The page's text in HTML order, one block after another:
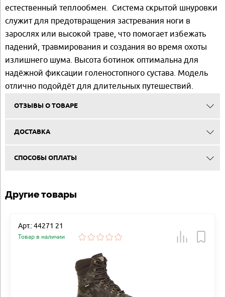
естественный теплообмен. Система скрытой шнуровки
служит для предотвращения застревания ноги в
зарослях или высокой траве, что помогает избежать
падений, травмирования и создания во время охоты
излишнего шума. Высота ботинок оптимальна для
надёжной фиксации голеностопного сустава. Модель
отлично подойдёт для длительных путешествий.
ОТЗЫВЫ О ТОВАРЕ
ДОСТАВКА
СПОСОБЫ ОПЛАТЫ
Другие товары
Арт.: 44271 21
Товар в наличии